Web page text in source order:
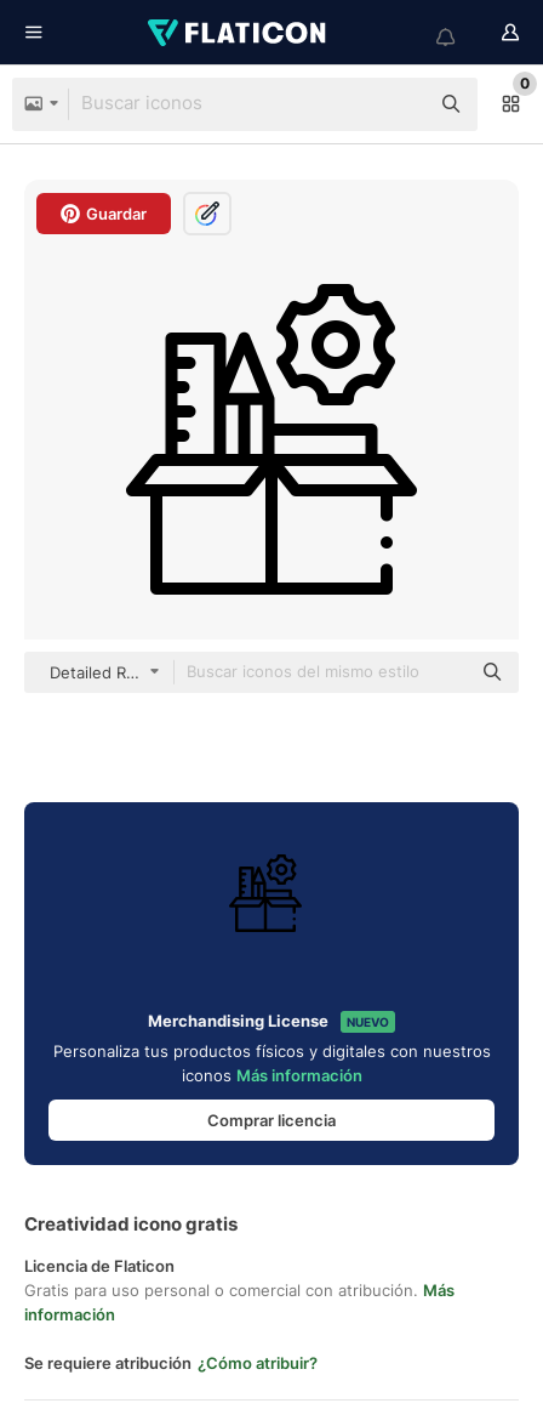
0
Guardar
Detailed Rounded Lineal
Merchandising License NUEVO
Personaliza tus productos físicos y digitales con nuestros
iconos Más información
Comprar licencia
Creatividad icono gratis
Licencia de Flaticon
Gratis para uso personal o comercial con atribución. Más
información
Se requiere atribución ¿Cómo atribuir?